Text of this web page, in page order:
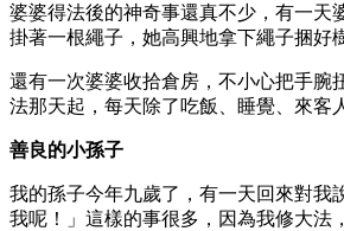
婆婆得法後的神奇事還真不少，有一天
掛著一根繩子，她高興地拿下繩子捆好
還有一次婆婆收拾倉房，不小心把手腕
法那天起，每天除了吃飯、睡覺、來客
善良的小孫子
我的孫子今年九歲了，有一天回來對我
我呢！」這樣的事很多，因為我修大法